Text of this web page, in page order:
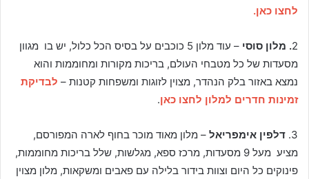
לחצו כאן.
2. מלון סוסי
– עוד מלון 5 כוכבים על בסיס הכל כלול, יש בו מגוון
מסעדות של כל מטבחי העולם, בריכות מקורות ומחוממות והוא
נמצא באזור בלק הנהדר, מצוין לזוגות ומשפחות קטנות – לבדיקת
זמינות חדרים למלון לחצו כאן.
3. דלפין אימפריאל – מלון מאוד מוכר בחוף לארה המפורסם,
מציע מעל 9 מסעדות, מרכז ספא, מגלשות, שלל בריכות מחוממות,
פינוקים כל היום וצוות בידור בלילה עם פאבים ומשקאות, מלון מצוין